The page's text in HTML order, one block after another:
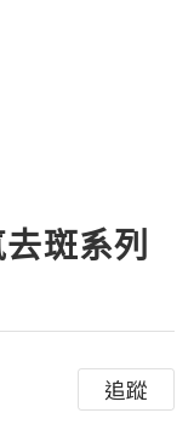
斑系列
追蹤